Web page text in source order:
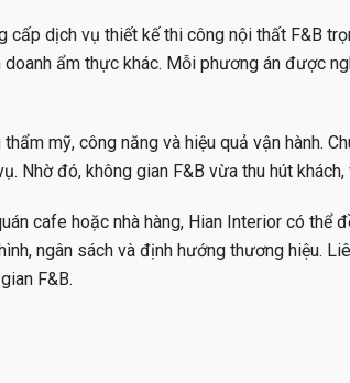
cấp dịch vụ thiết kế thi công nội thất F&B
doanh ẩm thực khác. Mỗi phương án được
mỹ, công năng và hiệu quả vận hành.
Nhờ đó, không gian F&B vừa thu hút
cafe hoặc nhà hàng, Hian Interior có thể
ngân sách và định hướng thương hiệu.
F&B.